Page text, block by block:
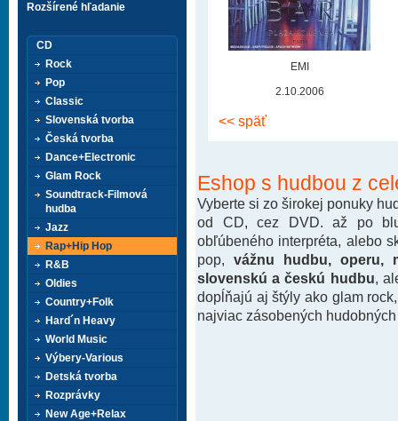
EMI
2.10.2006
<< späť
Eshop s hudbou z
Vyberte si zo širokej ponuky
od CD, cez DVD. až po
obľúbeného interpréta, alebo
pop, vážnu hudbu, operu,
slovenskú a českú hudbu ,
dopĺňajú aj štýly ako glam
najviac zásobených
Rozšírené hľadanie
CD
Rock
Pop
Classic
Slovenská tvorba
Česká tvorba
Dance+Electronic
Glam Rock
Soundtrack-Filmová
hudba
Jazz
Rap+Hip Hop
R&B
Oldies
Country+Folk
Hard´n Heavy
World Music
Výbery-Various
Detská tvorba
Rozprávky
New Age+Relax